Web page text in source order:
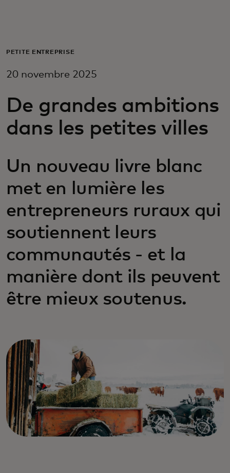
Pour les professionnels
Pour les innovateurs
PETITE ENTREPRISE
20 novembre 2025
De grandes ambitions
dans les petites villes
Un nouveau livre blanc
met en lumière les
entrepreneurs ruraux qui
soutiennent leurs
communautés - et la
manière dont ils peuvent
être mieux soutenus.